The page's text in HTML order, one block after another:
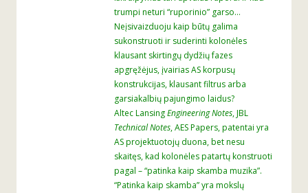
trumpi neturi “ruporinio” garso…
Neįsivaizduoju kaip būtų galima
sukonstruoti ir suderinti kolonėles
klausant skirtingų dydžių fazes
apgręžėjus, įvairias AS korpusų
konstrukcijas, klausant filtrus arba
garsiakalbių pajungimo laidus?
Altec LansingEngineering Notes, JBL
Technical Notes, AES Papers, patentai yra
AS projektuotojų duona, bet nesu
skaitęs, kad kolonėles patartų konstruoti
pagal – “patinka kaip skamba muzika”.
“Patinka kaip skamba” yra mokslų